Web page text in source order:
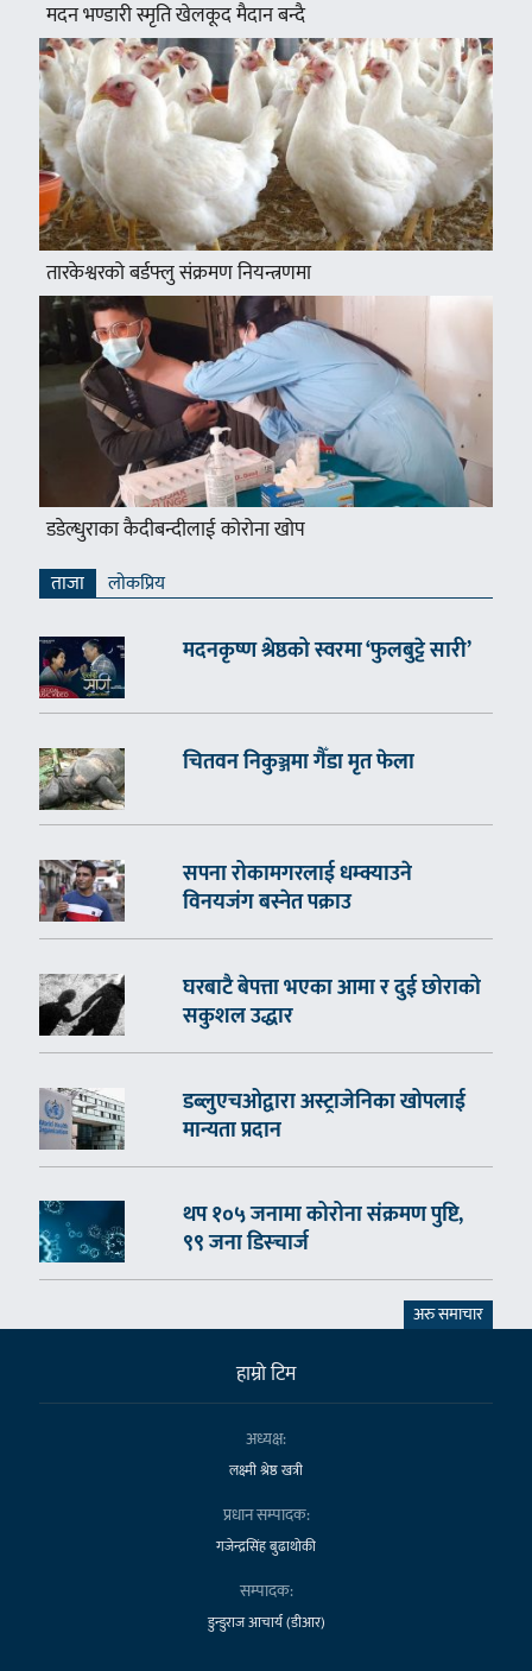
मदन भण्डारी स्मृति खेलकूद मैदान बन्दै
तारकेश्वरको बर्डफ्लु संक्रमण नियन्त्रणमा
डडेल्धुराका कैदीबन्दीलाई कोरोना खोप
ताजा लाेकप्रिय
मदनकृष्ण श्रेष्ठको स्वरमा ‘फुलबुट्टे सारी’
चितवन निकुञ्जमा गैँडा मृत फेला
सपना रोकामगरलाई धम्क्याउने
विनयजंग बस्नेत पक्राउ
घरबाटै बेपत्ता भएका आमा र दुई छोराको
सकुशल उद्धार
डब्लुएचओद्वारा अस्ट्राजेनिका खोपलाई
मान्यता प्रदान
थप १०५ जनामा कोरोना संक्रमण पुष्टि,
९९ जना डिस्चार्ज
अरु समाचार
हाम्राे टिम
अध्यक्ष:
लक्ष्मी श्रेष्ठ खत्री
प्रधान सम्पादक:
गजेन्द्रसिंह बुढाथोकी
सम्पादक:
डुन्डुराज आचार्य (डीआर)